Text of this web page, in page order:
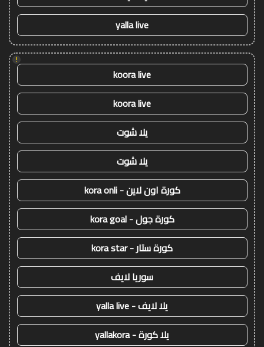
yalla live
!
koora live
koora live
يلا شوت
يلا شوت
كورة اون لاين - kora onli
كورة جول - kora goal
كورة ستار - kora star
سوريا لايف
يلا لايف - yalla live
يلا كورة - yallakora